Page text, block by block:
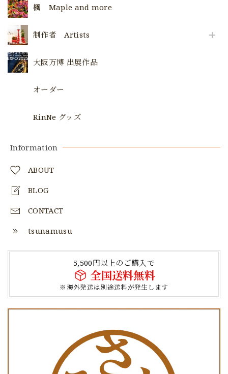
楓 Maple and more
制作者 Artists
大阪万博 出展作品
オーダー
RinNe グッズ
Information
ABOUT
BLOG
CONTACT
tsunamusu
5,500円以上のご購入で
全国送料無料
※海外発送は別途送料が発生します